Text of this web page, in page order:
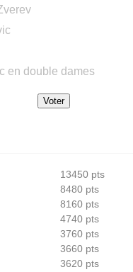
sans pub et sans
08:50
07:10
avant Cincinnati
06/08
les huitièmes
en double dames
13450 pts
8480 pts
8160 pts
4740 pts
3760 pts
3660 pts
3620 pts